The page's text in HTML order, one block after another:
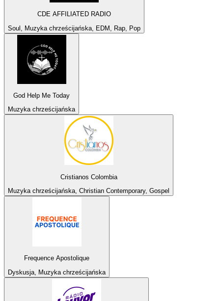
CDE AFFILIATED RADIO
Soul, Muzyka chrześcijańska, EDM, Rap, Pop
God Help Me Today
Muzyka chrześcijańska
Cristianos Colombia
Muzyka chrześcijańska, Christian Contemporary, Gospel
Frequence Apostolique
Dyskusja, Muzyka chrześcijańska